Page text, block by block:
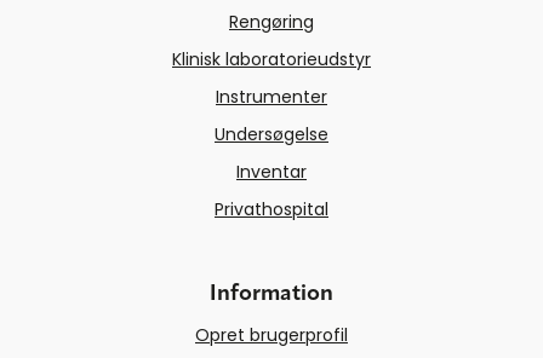
Rengøring
Klinisk laboratorieudstyr
Instrumenter
Undersøgelse
Inventar
Privathospital
Information
Opret brugerprofil